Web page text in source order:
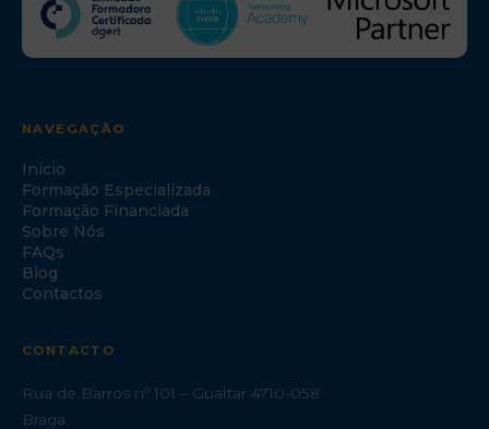
NAVEGAÇÃO
Início
Formação Especializada
Formação Financiada
Sobre Nós
FAQs
Blog
Contactos
CONTACTO
Rua de Barros nº 101 – Gualtar 4710-058
Braga